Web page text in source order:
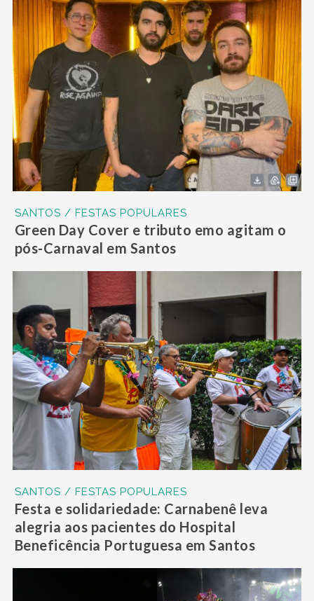
SANTOS / FESTAS POPULARES
Green Day Cover e tributo emo agitam o
pós-Carnaval em Santos
SANTOS / FESTAS POPULARES
Festa e solidariedade: Carnabenê leva
alegria aos pacientes do Hospital
Beneficência Portuguesa em Santos